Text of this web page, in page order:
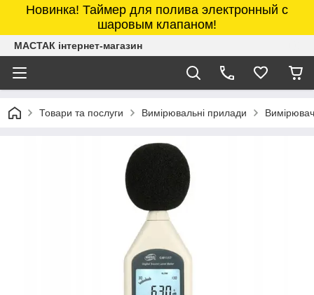
Новинка! Таймер для полива электронный с
шаровым клапаном!
МАСТАК інтернет-магазин
Товари та послуги Вимірювальні прилади